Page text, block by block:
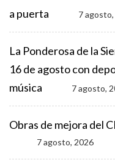
a puerta
7
La Ponderosa de la
16 de agosto con
música
7 agosto,
Obras de mejora del
7 agosto, 2026